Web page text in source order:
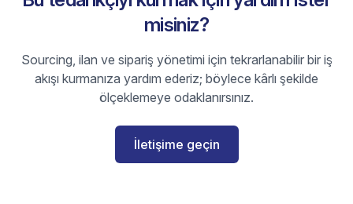
misiniz?
Sourcing, ilan ve sipariş yönetimi için tekrarlanabilir bir iş
akışı kurmanıza yardım ederiz; böylece kârlı şekilde
ölçeklemeye odaklanırsınız.
İletişime geçin